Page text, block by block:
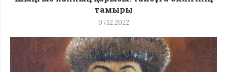
тамыры
07.12.2022